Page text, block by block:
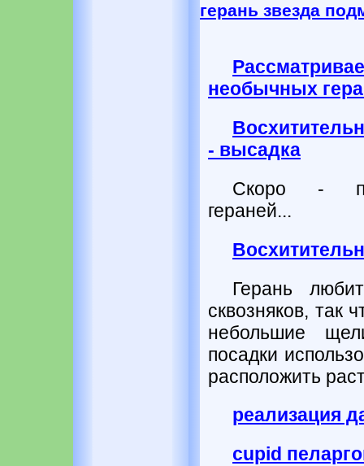
герань звезда
необычных
- высадка
Скоро -
гераней...
Герань
сквозняков, так
небольшие
посадки
расположить
реализация
cupid